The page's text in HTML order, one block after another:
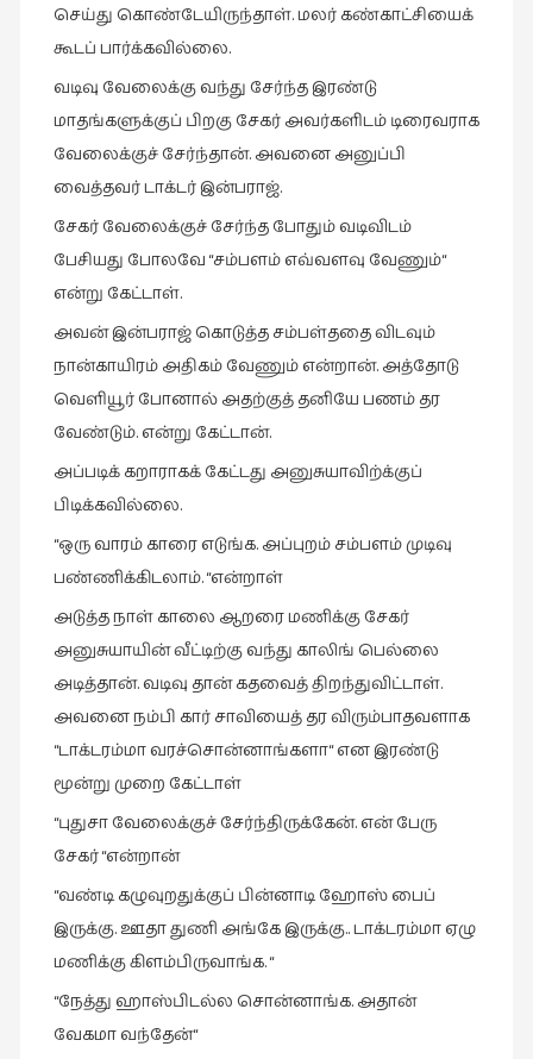
செய்து கொண்டேயிருந்தாள். மலர் கண்காட்சியைக்
கூடப் பார்க்கவில்லை.
வடிவு வேலைக்கு வந்து சேர்ந்த இரண்டு
மாதங்களுக்குப் பிறகு சேகர் அவர்களிடம் டிரைவராக
வேலைக்குச் சேர்ந்தான். அவனை அனுப்பி
வைத்தவர் டாக்டர் இன்பராஜ்.
சேகர் வேலைக்குச் சேர்ந்த போதும் வடிவிடம்
பேசியது போலவே “சம்பளம் எவ்வளவு வேணும்“
என்று கேட்டாள்.
அவன் இன்பராஜ் கொடுத்த சம்பள்ததை விடவும்
நான்காயிரம் அதிகம் வேணும் என்றான். அத்தோடு
வெளியூர் போனால் அதற்குத் தனியே பணம் தர
வேண்டும். என்று கேட்டான்.
அப்படிக் கறாராகக் கேட்டது அனுசுயாவிற்க்குப்
பிடிக்கவில்லை.
“ஒரு வாரம் காரை எடுங்க. அப்புறம் சம்பளம் முடிவு
பண்ணிக்கிடலாம். “என்றாள்
அடுத்த நாள் காலை ஆறரை மணிக்கு சேகர்
அனுசுயாயின் வீட்டிற்கு வந்து காலிங் பெல்லை
அடித்தான். வடிவு தான் கதவைத் திறந்துவிட்டாள்.
அவனை நம்பி கார் சாவியைத் தர விரும்பாதவளாக
“டாக்டரம்மா வரச்சொன்னாங்களா“ என இரண்டு
மூன்று முறை கேட்டாள்
“புதுசா வேலைக்குச் சேர்ந்திருக்கேன். என் பேரு
சேகர் “என்றான்
“வண்டி கழுவுறதுக்குப் பின்னாடி ஹோஸ் பைப்
இருக்கு. ஊதா துணி அங்கே இருக்கு.. டாக்டரம்மா ஏழு
மணிக்கு கிளம்பிருவாங்க. “
“நேத்து ஹாஸ்பிடல்ல சொன்னாங்க. அதான்
வேகமா வந்தேன்“